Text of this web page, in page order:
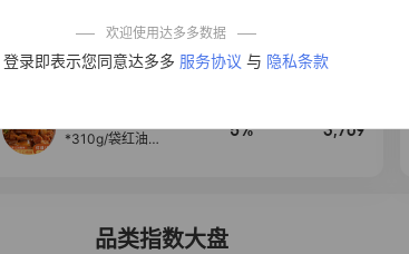
欢迎使用达多多数据
登录即表示您同意达多多 服务协议 与 隐私条款
免煮开袋即食劲
艾草抽绳式免撕
垃圾袋大号特厚
50% 4,154
*310g/袋红油麻
5% 3,709
品类指数大盘